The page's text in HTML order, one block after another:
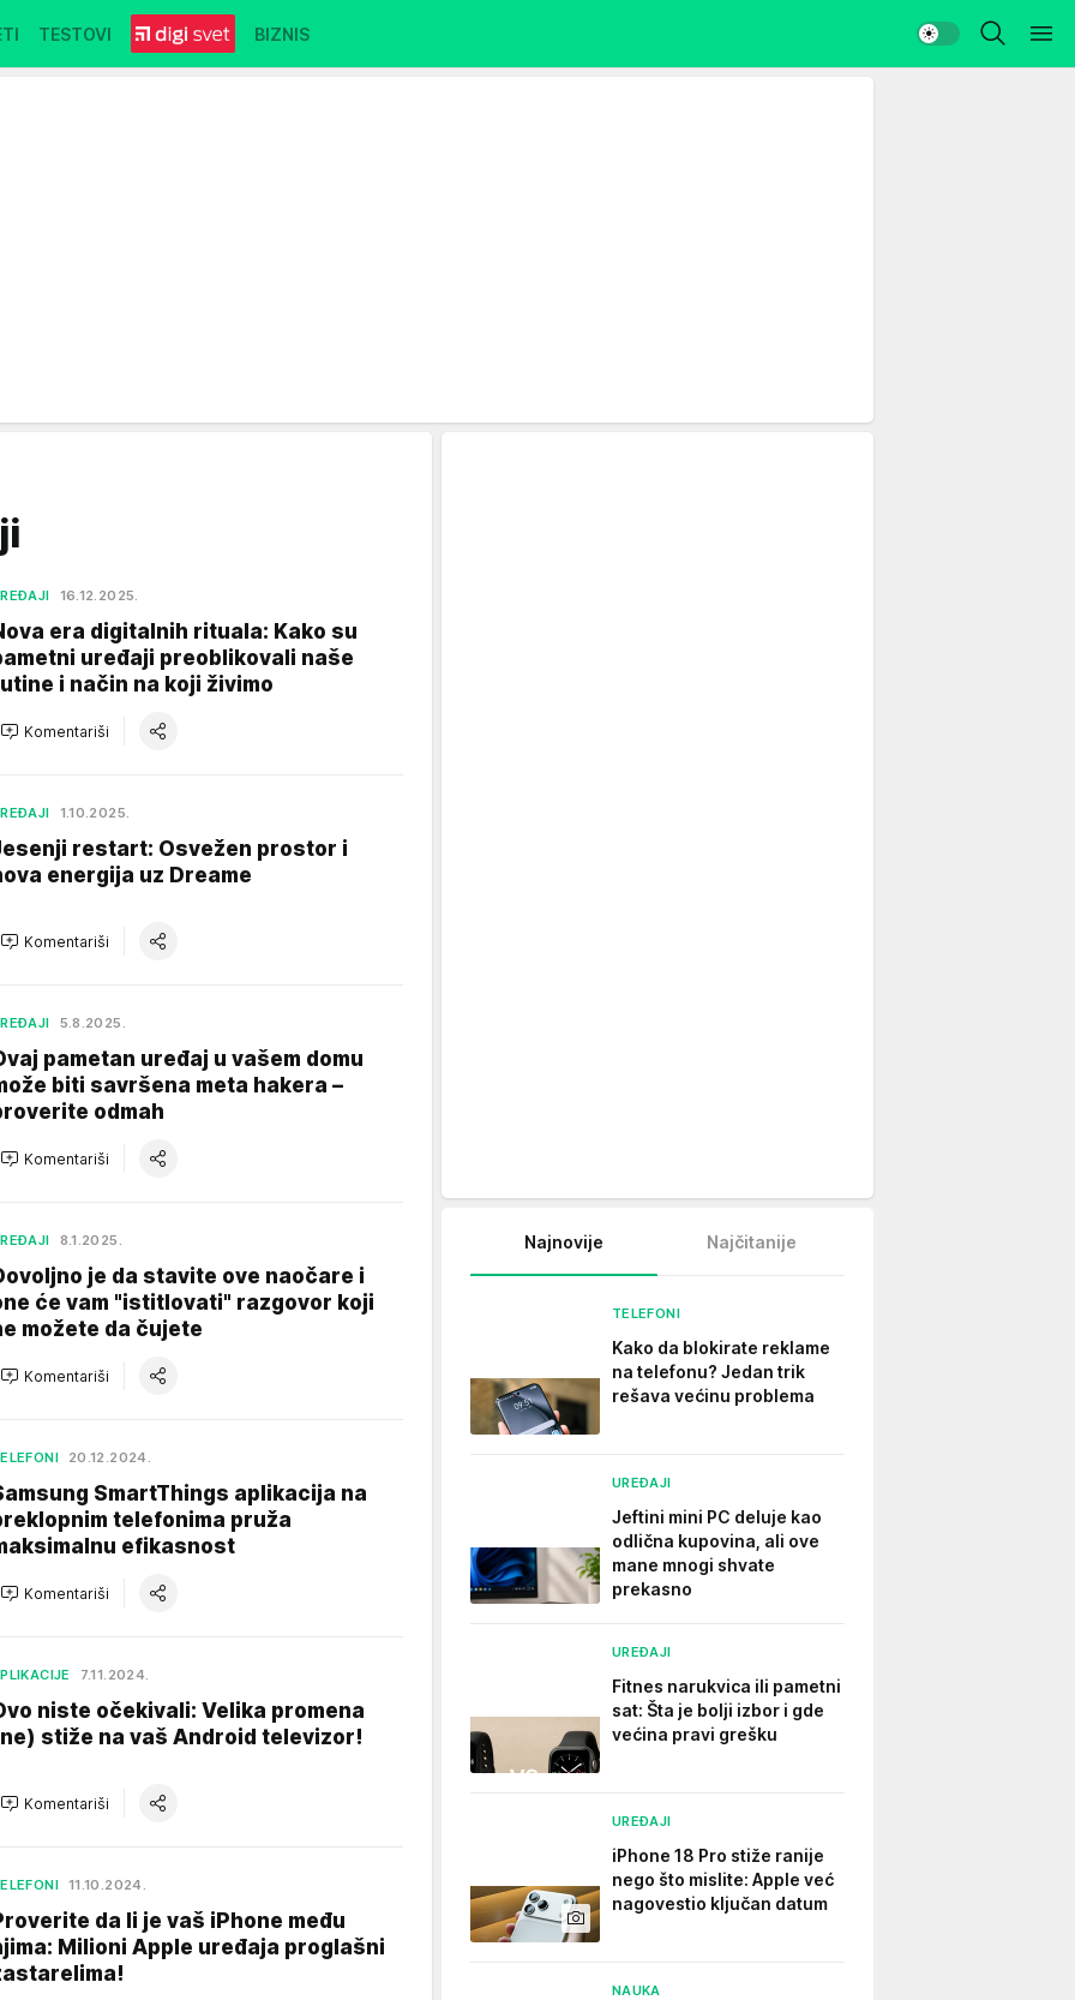
TESTOVI BIZNIS
16.12.2025.
era digitalnih rituala: Kako su
uređaji preoblikovali naše
i način na koji živimo
Komentariši
1.10.2025.
restart: Osvežen prostor i
energija uz Dreame
Komentariši
5.8.2025.
pametan uređaj u vašem domu
biti savršena meta hakera –
odmah
Komentariši
8.1.2025.
je da stavite ove naočare i
će vam "istitlovati" razgovor koji
možete da čujete
Komentariši
20.12.2024.
SmartThings aplikacija na
telefonima pruža
efikasnost
Komentariši
7.11.2024.
niste očekivali: Velika promena
stiže na vaš Android televizor!
Komentariši
11.10.2024.
da li je vaš iPhone među
Milioni Apple uređaja proglašni
Najnovije Najčitanije
TELEFONI
Kako da blokirate reklame
na telefonu​? Jedan trik
rešava većinu problema
UREĐAJI
Jeftini mini PC deluje kao
odlična kupovina, ali ove
mane mnogi shvate
prekasno
UREĐAJI
Fitnes narukvica ili pametni
sat: Šta je bolji izbor i gde
većina pravi grešku
UREĐAJI
iPhone 18 Pro stiže ranije
nego što mislite: Apple već
nagovestio ključan datum
NAUKA